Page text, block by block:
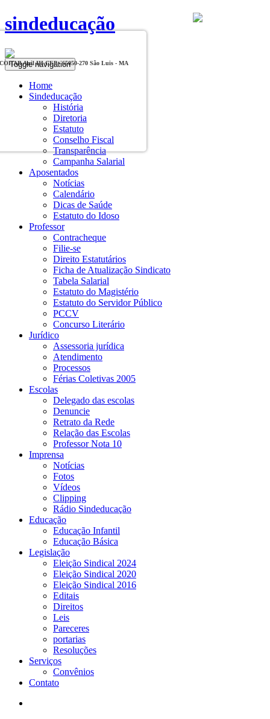
sindeducação
Toggle navigation
Home
Sindeducação
História
Diretoria
Estatuto
Conselho Fiscal
Transparência
Campanha Salarial
Aposentados
Notícias
Calendário
Dicas de Saúde
Estatuto do Idoso
Professor
Contracheque
Filie-se
Direito Estatutários
Ficha de Atualização Sindicato
Tabela Salarial
Estatuto do Magistério
Estatuto do Servidor Público
PCCV
Concurso Literário
Jurídico
Assessoria jurídica
Atendimento
Processos
Férias Coletivas 2005
Escolas
Delegado das escolas
Denuncie
Retrato da Rede
Relação das Escolas
Professor Nota 10
Imprensa
Notícias
Fotos
Vídeos
Clipping
Rádio Sindeducação
Educação
Educação Infantil
Educação Básica
Legislação
Eleição Sindical 2024
Eleição Sindical 2020
Eleição Sindical 2016
Editais
Direitos
Leis
Pareceres
portarias
Resoluções
Serviços
Convênios
Contato
COHAB Anil III CEP - 65050-270 São Luis - MA